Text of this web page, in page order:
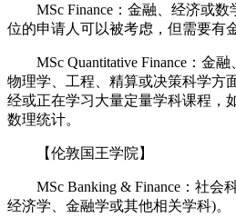
MSc Finance：金融、经济或数
位的申请人可以被考虑，但需要有
MSc Quantitative Finance：金融
物理学、工程、精算或决策科学方
经或正在学习大量定量学科课程，
数理统计。
【伦敦国王学院】
MSc Banking & Finance：社会科
经济学、金融学或其他相关学科)。